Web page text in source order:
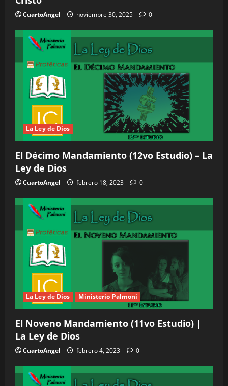
CuartoAngel noviembre 30, 2025 0
La Ley de Dios
El Décimo Mandamiento (12vo Estudio) – La
Ley de Dios
CuartoAngel febrero 18, 2023 0
La Ley de Dios Ministerio Palmoni
El Noveno Mandamiento (11vo Estudio) |
La Ley de Dios
CuartoAngel febrero 4, 2023 0